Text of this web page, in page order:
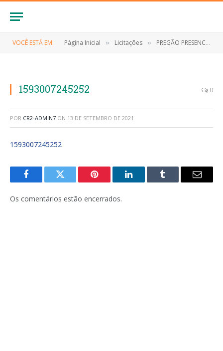
VOCÊ ESTÁ EM: Página Inicial » Licitações » PREGÃO PRESENCIAL Nº 018/2020 (AQUISIÇÃO DE 02 AUTOMÓVEIS DA ESTRUTURAÇÃO DA REDE DE SERVIÇOS DO SISTEMA ÚNICO DE ASSISTÊNCIA SOCIAL)
1593007245252 0
POR CR2-ADMIN7 ON 13 DE SETEMBRO DE 2021
1593007245252
FacebookTwitter Pinterest LinkedInTumblr
E-
Os comentários estão encerrados.